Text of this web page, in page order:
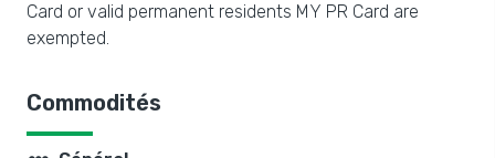
Card or valid permanent residents MY PR Card are
exempted.
Commodités